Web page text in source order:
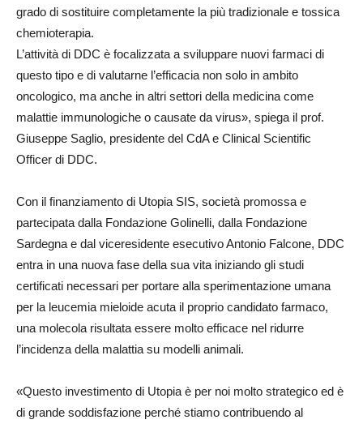
grado di sostituire completamente la più tradizionale e tossica
chemioterapia.
L’attività di DDC è focalizzata a sviluppare nuovi farmaci di
questo tipo e di valutarne l’efficacia non solo in ambito
oncologico, ma anche in altri settori della medicina come
malattie immunologiche o causate da virus», spiega il prof.
Giuseppe Saglio, presidente del CdA e Clinical Scientific
Officer di DDC.
Con il finanziamento di Utopia SIS, società promossa e
partecipata dalla Fondazione Golinelli, dalla Fondazione
Sardegna e dal viceresidente esecutivo Antonio Falcone, DDC
entra in una nuova fase della sua vita iniziando gli studi
certificati necessari per portare alla sperimentazione umana
per la leucemia mieloide acuta il proprio candidato farmaco,
una molecola risultata essere molto efficace nel ridurre
l’incidenza della malattia su modelli animali.
«Questo investimento di Utopia è per noi molto strategico ed è
di grande soddisfazione perché stiamo contribuendo al